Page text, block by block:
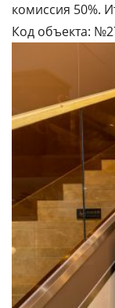
комиссия 50%.
Код объекта: